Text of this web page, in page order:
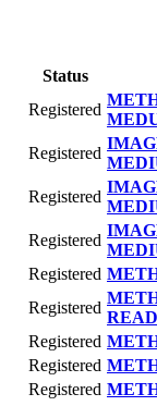
Status
Registered
Registered
Registered
Registered
Registered
Registered
Registered
Registered
Registered